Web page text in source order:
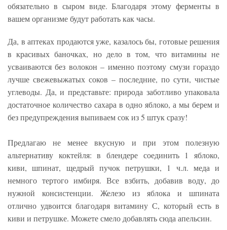
обязательно в сыром виде. Благодаря этому ферменты в
вашем организме будут работать как часы.
Да, в аптеках продаются уже, казалось бы, готовые решения
в красивых баночках, но дело в том, что витамины не
усваиваются без волокон – именно поэтому смузи гораздо
лучше свежевыжатых соков – последние, по сути, чистые
углеводы. Да, и представьте: природа заботливо упаковала
достаточное количество сахара в одно яблоко, а мы берем и
без предупреждения выпиваем сок из 5 штук сразу!
Предлагаю не менее вкусную и при этом полезную
альтернативу коктейля: в блендере соединить 1 яблоко,
киви, шпинат, щедрый пучок петрушки, 1 ч.л. меда и
немного тертого имбиря. Все взбить, добавив воду, до
нужной консистенции. Железо из яблока и шпината
отлично удвоится благодаря витамину С, который есть в
киви и петрушке. Можете смело добавлять сюда апельсин.